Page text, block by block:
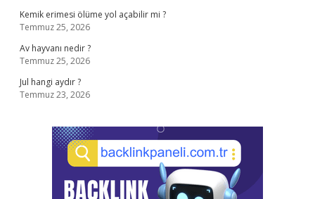
Kemik erimesi ölüme yol açabilir mi ?
Temmuz 25, 2026
Av hayvanı nedir ?
Temmuz 25, 2026
Jul hangi aydır ?
Temmuz 23, 2026